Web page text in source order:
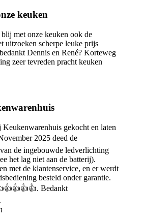
keuken
met onze keuken ook de
uitzoeken scherpe leuke prijs
Dennis en René? Korteweg
zeer tevreden pracht keuken
gekocht en laten
2025 deed de
de ingebouwde ledverlichting
het lag niet aan de batterij).
met de klantenservice, en er werdt
besteld onder garantie.
Bedankt